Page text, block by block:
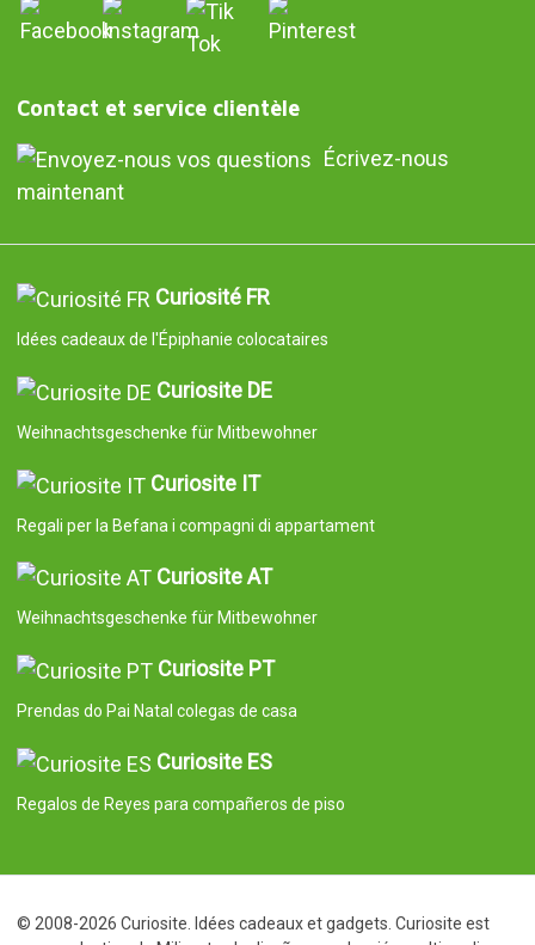
Contact et service clientèle
Écrivez-nous
maintenant
Curiosité FR
Idées cadeaux de l'Épiphanie colocataires
Curiosite DE
Weihnachtsgeschenke für Mitbewohner
Curiosite IT
Regali per la Befana i compagni di appartament
Curiosite AT
Weihnachtsgeschenke für Mitbewohner
Curiosite PT
Prendas do Pai Natal colegas de casa
Curiosite ES
Regalos de Reyes para compañeros de piso
© 2008-2026 Curiosite. Idées cadeaux et gadgets. Curiosite est